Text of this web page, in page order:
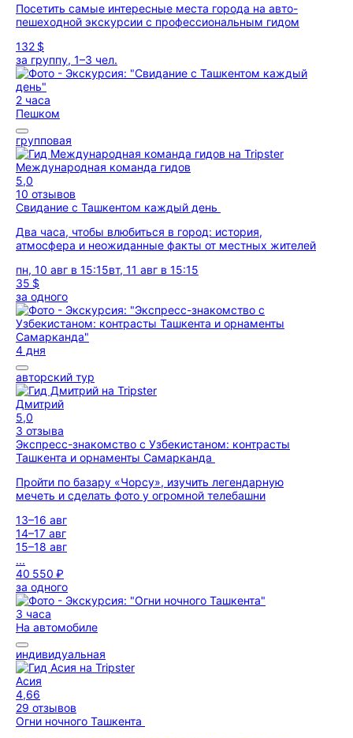
Посетить самые интересные места города на авто-
пешеходной экскурсии с профессиональным гидом
132 $
за группу, 1–3 чел.
2 часа
Пешком
групповая
Международная команда гидов
5,0
10 отзывов
Свидание с Ташкентом каждый день
Два часа, чтобы влюбиться в город: история,
атмосфера и неожиданные факты от местных жителей
пн, 10 авг в 15:15вт, 11 авг в 15:15
35 $
за одного
4 дня
авторский тур
Дмитрий
5,0
3 отзыва
Экспресс-знакомство с Узбекистаном: контрасты
Ташкента и орнаменты Самарканда
Пройти по базару «Чорсу», изучить легендарную
мечеть и сделать фото у огромной телебашни
13–16 авг
14–17 авг
15–18 авг
...
40 550 ₽
за одного
3 часа
На автомобиле
индивидуальная
Асия
4,66
29 отзывов
Огни ночного Ташкента